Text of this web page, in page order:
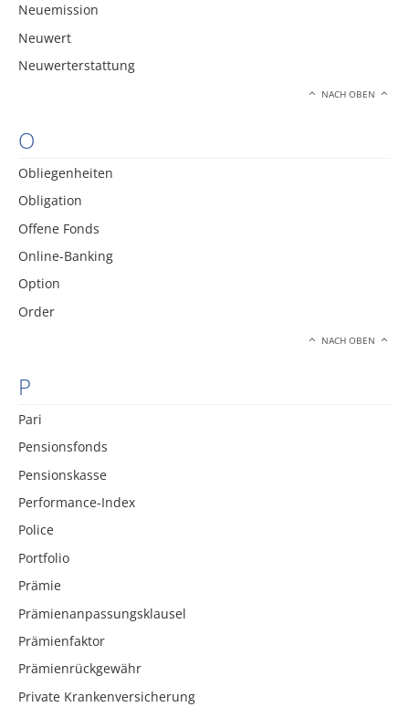
Neuemission
Neuwert
Neuwerterstattung
NACH OBEN
O
Obliegenheiten
Obligation
Offene Fonds
Online-Banking
Option
Order
NACH OBEN
P
Pari
Pensionsfonds
Pensionskasse
Performance-Index
Police
Portfolio
Prämie
Prämienanpassungsklausel
Prämienfaktor
Prämienrückgewähr
Private Krankenversicherung